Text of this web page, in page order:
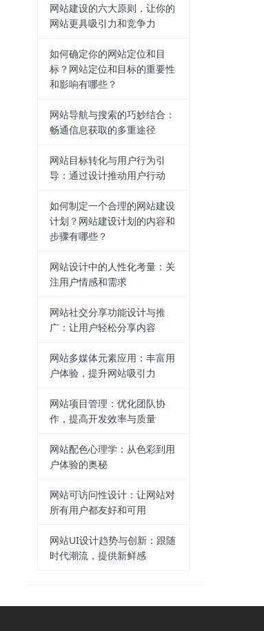
网站建设的六大原则，让你的
网站更具吸引力和竞争力
如何确定你的网站定位和目
标？网站定位和目标的重要性
和影响有哪些？
网站导航与搜索的巧妙结合：
畅通信息获取的多重途径
网站目标转化与用户行为引
导：通过设计推动用户行动
如何制定一个合理的网站建设
计划？网站建设计划的内容和
步骤有哪些？
网站设计中的人性化考量：关
注用户情感和需求
网站社交分享功能设计与推
广：让用户轻松分享内容
网站多媒体元素应用：丰富用
户体验，提升网站吸引力
网站项目管理：优化团队协
作，提高开发效率与质量
网站配色心理学：从色彩到用
户体验的奥秘
网站可访问性设计：让网站对
所有用户都友好和可用
网站UI设计趋势与创新：跟随
时代潮流，提供新鲜感